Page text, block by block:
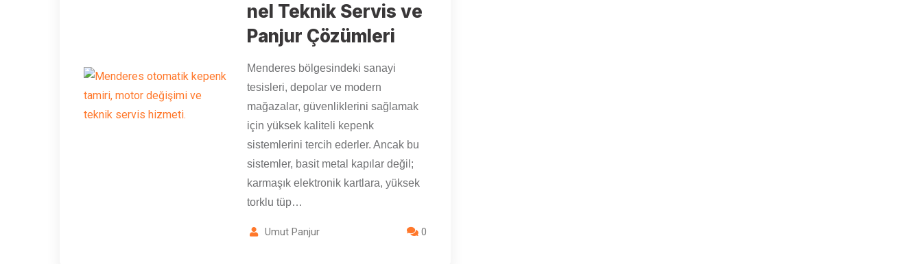
nel Teknik Servis ve
Panjur Çözümleri
Menderes bölgesindeki sanayi
tesisleri, depolar ve modern
mağazalar, güvenliklerini sağlamak
için yüksek kaliteli kepenk
sistemlerini tercih ederler. Ancak bu
sistemler, basit metal kapılar değil;
karmaşık elektronik kartlara, yüksek
torklu tüp…
Umut Panjur 0